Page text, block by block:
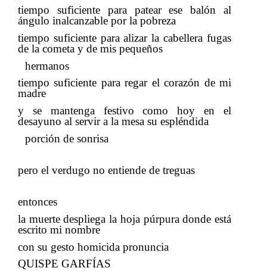
tiempo suficiente para patear ese balón al
ángulo inalcanzable por la pobreza
tiempo suficiente para alizar la cabellera fugas
de la cometa y de mis pequeños
hermanos
tiempo suficiente para regar el corazón de mi
madre
y se mantenga festivo como hoy en el
desayuno al servir a la mesa su espléndida
porción de sonrisa
pero el verdugo no entiende de treguas
entonces
la muerte despliega la hoja púrpura donde está
escrito mi nombre
con su gesto homicida pronuncia
QUISPE GARFÍAS